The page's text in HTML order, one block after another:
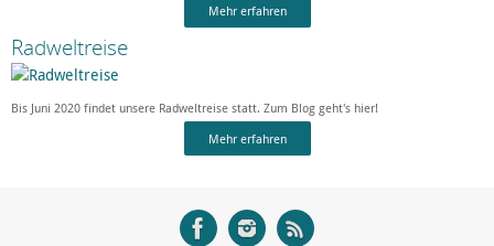
Mehr erfahren
Radweltreise
Bis Juni 2020 findet unsere Radweltreise statt. Zum Blog geht's hier!
Mehr erfahren